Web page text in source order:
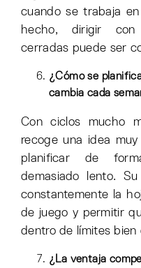
cuando se trabaja
hecho, dirigir con
cerradas puede ser
¿Cómo se
cambia cada
Con ciclos mucho
recoge una idea
planificar de
demasiado lento.
constantemente la
de juego y permitir
dentro de límites bien
¿La ventaja